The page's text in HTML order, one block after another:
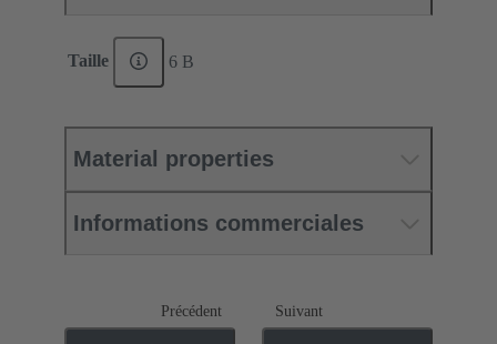
Taille 6 B
Material properties
Informations commerciales
Précédent Suivant